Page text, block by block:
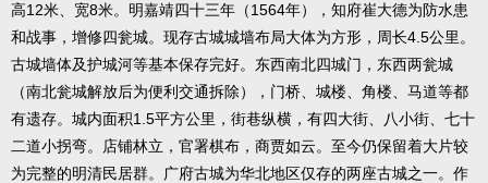
高12米、宽8米。明嘉靖四十三年（1564年），知府崔大德为防水患
和战事，增修四瓮城。现存古城城墙布局大体为方形，周长4.5公里。
古城墙体及护城河等基本保存完好。东西南北四城门，东西两瓮城
（南北瓮城解放后为便利交通拆除），门桥、城楼、角楼、马道等都
有遗存。城内面积1.5平方公里，街巷纵横，有四大街、八小街、七十
二道小拐弯。店铺林立，官署棋布，商贾如云。至今仍保留着大片较
为完整的明清民居群。广府古城为华北地区仅存的两座古城之一。作